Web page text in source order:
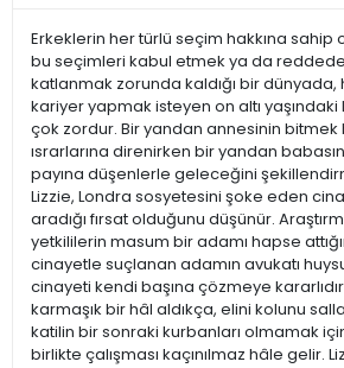
Erkeklerin her türlü seçim hakkına sahip
bu seçimleri kabul etmek ya da
katlanmak zorunda kaldığı bir dünyada,
kariyer yapmak isteyen on altı yaşındaki
çok zordur. Bir yandan annesinin bitmek
ısrarlarına direnirken bir yandan
payına düşenlerle geleceğini
Lizzie, Londra sosyetesini şoke eden
aradığı fırsat olduğunu düşünür.
yetkililerin masum bir adamı hapse
cinayetle suçlanan adamın avukatı
cinayeti kendi başına çözmeye
karmaşık bir hâl aldıkça, elini kolunu
katilin bir sonraki kurbanları olmamak
birlikte çalışması kaçınılmaz hâle gelir.